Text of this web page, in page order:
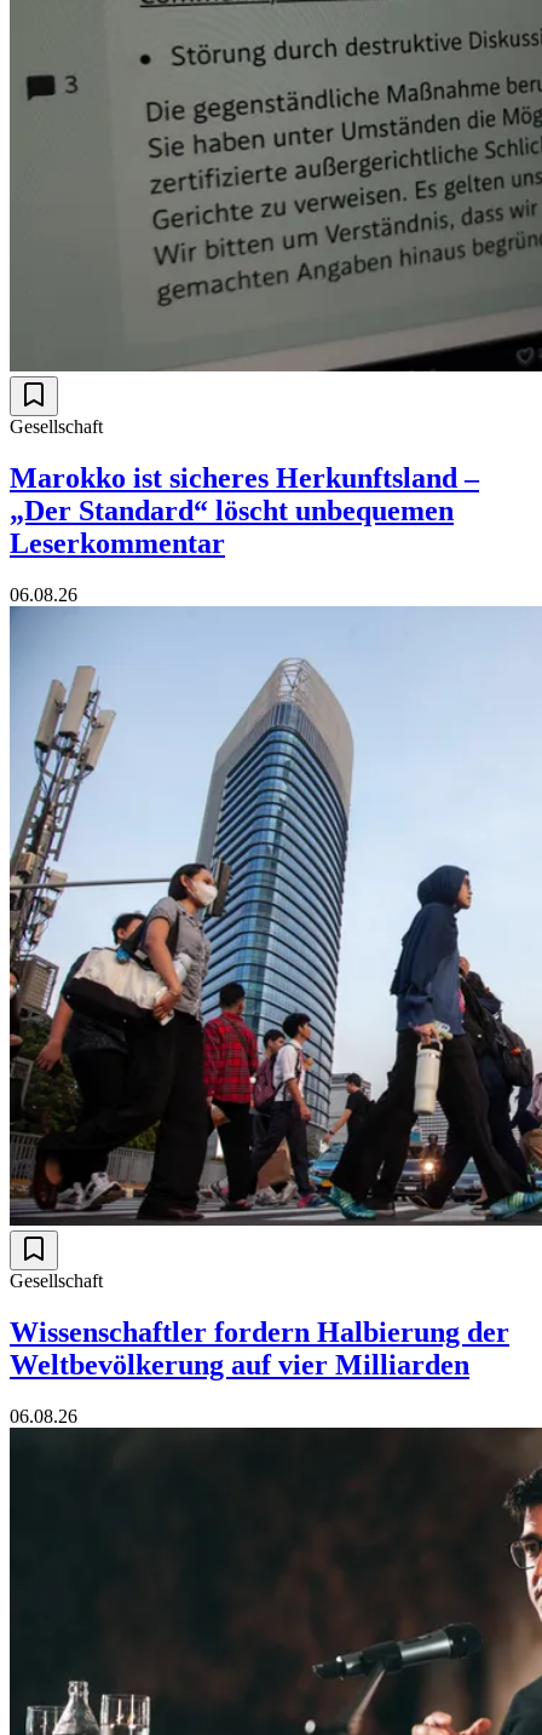
Gesellschaft
Marokko ist sicheres Herkunftsland –
„Der Standard“ löscht unbequemen
Leserkommentar
06.08.26
Gesellschaft
Wissenschaftler fordern Halbierung der
Weltbevölkerung auf vier Milliarden
06.08.26